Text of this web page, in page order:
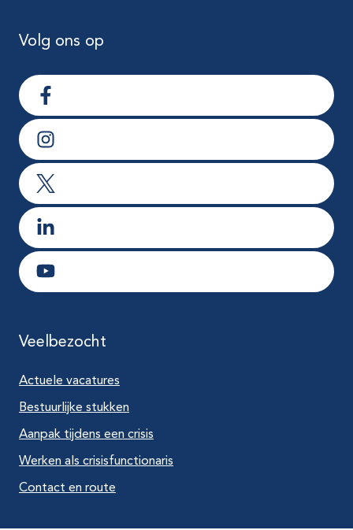
Volg ons op
Ga naar Facebook
Ga naar Instagram
Ga naar X
Ga naar LinkedIn
Ga naar Youtube
Veelbezocht
Actuele vacatures
Bestuurlijke stukken
Aanpak tijdens een crisis
Werken als crisisfunctionaris
Contact en route